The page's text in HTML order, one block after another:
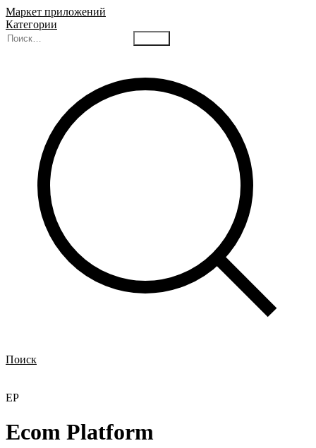
Маркет приложений
Категории
Поиск
EP
Ecom Platform